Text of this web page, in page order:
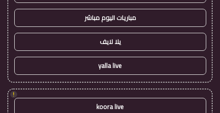
مباريات اليوم مباشر
يلا لايف
yalla live
!
koora live